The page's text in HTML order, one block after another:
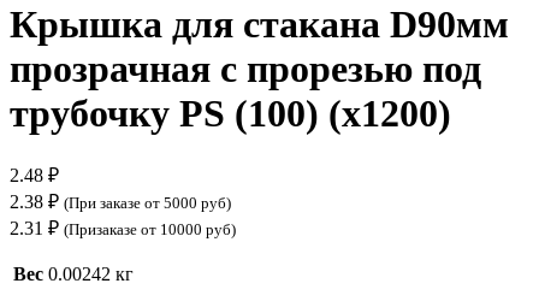
Крышка для стакана D90мм
прозрачная с прорезью под
трубочку PS (100) (х1200)
2.48 ₽
2.38 ₽ (При заказе от 5000 руб)
2.31 ₽ (Призаказе от 10000 руб)
Вес 0.00242 кг